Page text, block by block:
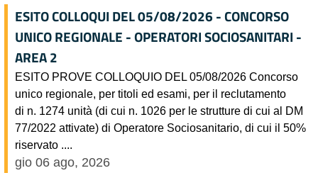
ESITO COLLOQUI DEL 05/08/2026 - CONCORSO
UNICO REGIONALE - OPERATORI SOCIOSANITARI -
AREA 2
ESITO PROVE COLLOQUIO DEL 05/08/2026 Concorso
unico regionale, per titoli ed esami, per il reclutamento
di n. 1274 unità (di cui n. 1026 per le strutture di cui al DM
77/2022 attivate) di Operatore Sociosanitario, di cui il 50%
riservato ....
gio 06 ago, 2026